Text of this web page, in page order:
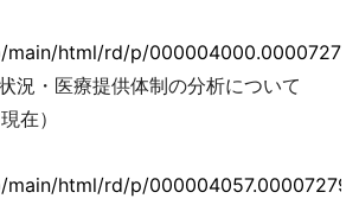
html/rd/p/
況・医療提供体制の分析について
在）
html/rd/p/